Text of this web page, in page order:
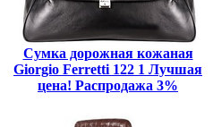
Сумка дорожная кожаная
Giorgio Ferretti 122 1 Лучшая
цена! Распродажа 3%